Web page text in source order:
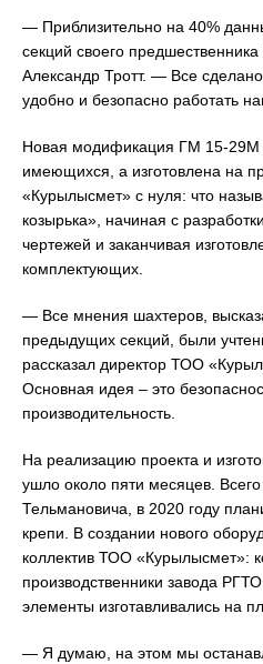
— Приблизительно на 40%
секций своего
Александр Тротт. — Все
удобно и безопасно работать
Новая модификация ГМ 15-29М
имеющихся, а изготовлена на
«Курылысмет» с нуля: что
козырька», начиная с
чертежей и заканчивая
комплектующих.
— Все мнения шахтеров,
предыдущих секций, были
рассказал директор ТОО
Основная идея – это
производительность.
На реализацию проекта и
ушло около пяти месяцев.
Тельмановича, в 2020 году
крепи. В создании нового
коллектив ТОО «Курылысмет»:
производственники завода
элементы изготавливались на
— Я думаю, на этом мы